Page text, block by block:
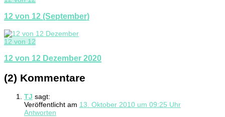
12 von 12 (September)
12 von 12
12 von 12 Dezember 2020
(2) Kommentare
TJ sagt:
Veröffentlicht am 13. Oktober 2010 um 09:25 Uhr
Antworten